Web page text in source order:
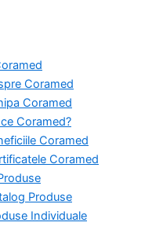
Coramed
Coramed
Coramed?
Coramed
Coramed
Produse
Individuale